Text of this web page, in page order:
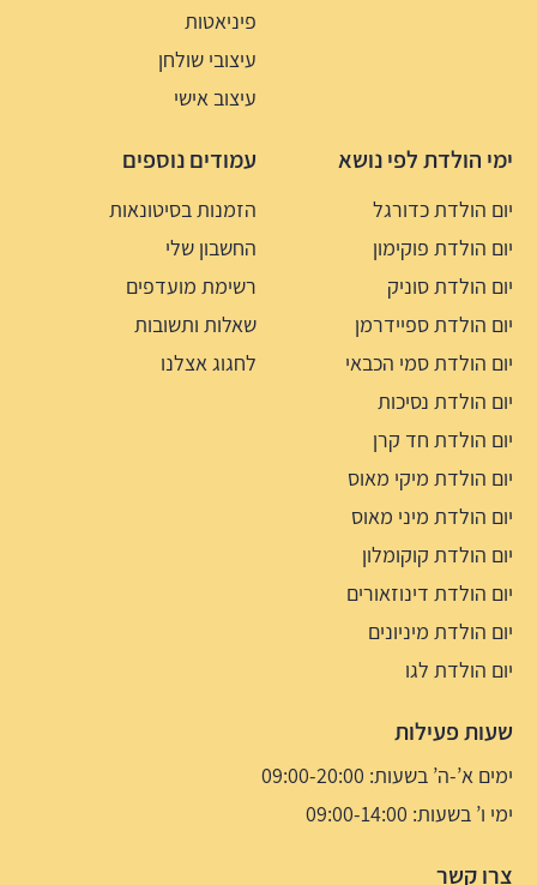
פיניאטות
עיצובי שולחן
עיצוב אישי
ימי הולדת לפי נושא
יום הולדת כדורגל
יום הולדת פוקימון
יום הולדת סוניק
יום הולדת ספיידרמן
יום הולדת סמי הכבאי
יום הולדת נסיכות
יום הולדת חד קרן
יום הולדת מיקי מאוס
יום הולדת מיני מאוס
יום הולדת קוקומלון
יום הולדת דינוזאורים
יום הולדת מיניונים
יום הולדת לגו
עמודים נוספים
הזמנות בסיטונאות
החשבון שלי
רשימת מועדפים
שאלות ותשובות
לחגוג אצלנו
שעות פעילות
ימים א’-ה’ בשעות: 09:00-20:00
ימי ו’ בשעות: 09:00-14:00
צרו קשר